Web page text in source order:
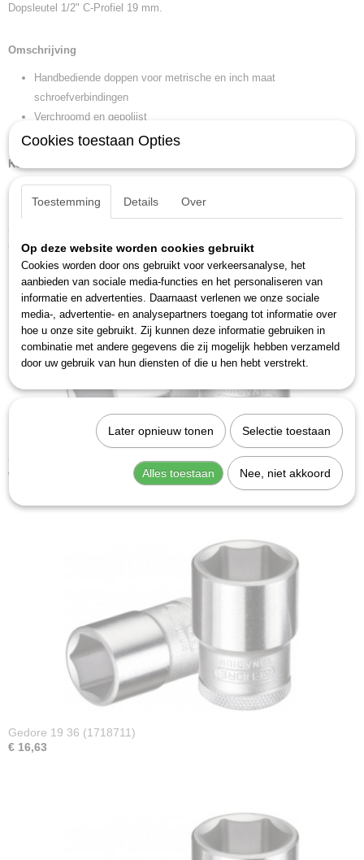
EAN code
Productcode leverancier
Netto gewicht
0,08 Kg
Afmetingen (l,b,h)
Dopsleutel 1/2" C-Profiel 19 mm.
Omschrijving
Handbediende doppen voor metrische en inch maat
schroefverbindingen
Verchroomd en gepolijst
In overeenstemming met DIN 3124
Kenmerken
Ook interessant
€ 13,22
Gedore 19 36 (1718711)
€ 16,63
Cookies toestaan Opties
Toestemming Details Over
Op deze website worden cookies gebruikt
Cookies worden door ons gebruikt voor verkeersanalyse, het
aanbieden van sociale media-functies en het personaliseren van
informatie en advertenties. Daarnaast verlenen we onze sociale
media-, advertentie- en analysepartners toegang tot informatie over
hoe u onze site gebruikt. Zij kunnen deze informatie gebruiken in
combinatie met andere gegevens die zij mogelijk hebben verzameld
door uw gebruik van hun diensten of die u hen hebt verstrekt.
Later opnieuw tonen Selectie toestaan
Alles toestaan Nee, niet akkoord